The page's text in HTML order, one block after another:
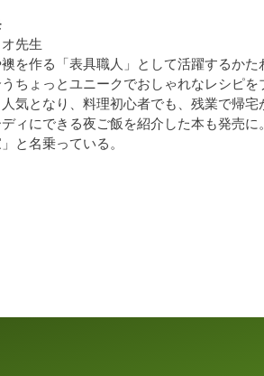
先生
を作る「表具職人」として活躍するかた
ちょっとユニークでおしゃれなレシピを
気となり、料理初心者でも、残業で帰宅
ィにできる夜ご飯を紹介した本も発売に
と名乗っている。